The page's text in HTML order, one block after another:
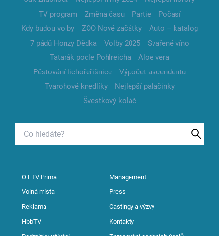
TV program
Změna času Partie
Počasí
Kdy budou volby
ZOO Nové začátky
Auto – katalog
7 pádů Honzy Dědka
Volby 2025
Svařené víno
Tatarák podle Pohlreicha
Aloe vera
Pěstování lichořeřišnice
Výpočet ascendentu
Tvarohové knedlíky
Nejlepší palačinky
Švestkový koláč
O FTV Prima Management
Volná místa Press
Reklama Castingy a výzvy
HbbTV Kontakty